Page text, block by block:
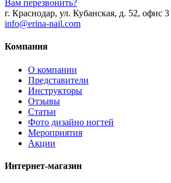
Вам перезвонить?
г. Краснодар, ул. Кубанская, д. 52, офис 3
info@erina-nail.com
Компания
О компании
Представители
Инструкторы
Отзывы
Статьи
Фото дизайно ногтей
Мероприятия
Акции
Интернет-магазин